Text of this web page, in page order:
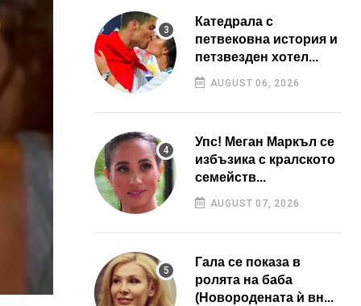
Катедрала с
петвековна история и
петзвезден хотел...
AUGUST 06, 2026
Упс! Меган Маркъл се
избъзика с кралското
семейств...
AUGUST 07, 2026
Гала се показа в
ролята на баба
(Новородената ѝ вн...